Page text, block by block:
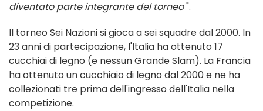
diventato parte integrante del torneo".
Il torneo Sei Nazioni si gioca a sei squadre dal 2000. In
23 anni di partecipazione, l'Italia ha ottenuto 17
cucchiai di legno (e nessun Grande Slam). La Francia
ha ottenuto un cucchiaio di legno dal 2000 e ne ha
collezionati tre prima dell'ingresso dell'Italia nella
competizione.